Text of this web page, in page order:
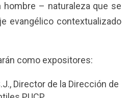
hombre – naturaleza que se
evangélico contextualizado
como expositores:
Director de la Dirección de